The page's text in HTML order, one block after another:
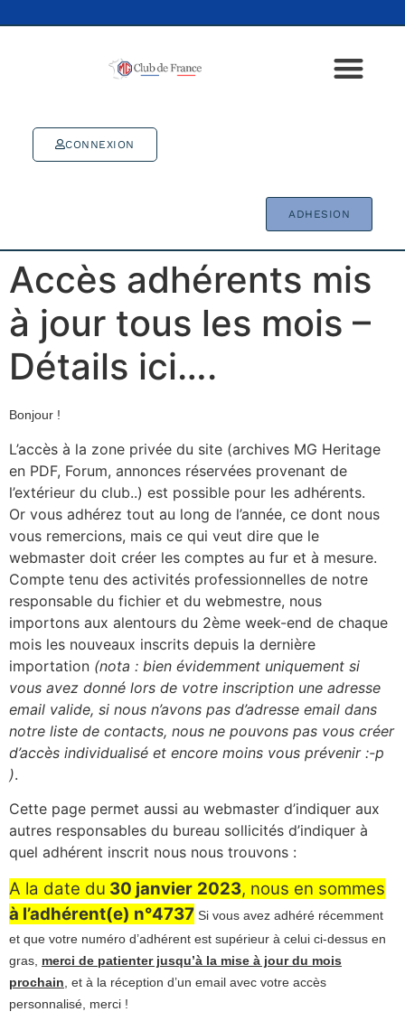
CONNEXION
ADHESION
Accès adhérents mis
à jour tous les mois –
Détails ici….
Bonjour !
L’accès à la zone privée du site (archives MG Heritage
en PDF, Forum, annonces réservées provenant de
l’extérieur du club..) est possible pour les adhérents.
Or vous adhérez tout au long de l’année, ce dont nous
vous remercions, mais ce qui veut dire que le
webmaster doit créer les comptes au fur et à mesure.
Compte tenu des activités professionnelles de notre
responsable du fichier et du webmestre, nous
importons aux alentours du 2ème week-end de chaque
mois les nouveaux inscrits depuis la dernière
importation (nota : bien évidemment uniquement si
vous avez donné lors de votre inscription une adresse
email valide, si nous n’avons pas d’adresse email dans
notre liste de contacts, nous ne pouvons pas vous créer
d’accès individualisé et encore moins vous prévenir :-p
).
Cette page permet aussi au webmaster d’indiquer aux
autres responsables du bureau sollicités d’indiquer à
quel adhérent inscrit nous nous trouvons :
A la date du 30 janvier 2023, nous en sommes
à l’adhérent(e) n°4737 Si vous avez adhéré récemment
et que votre numéro d’adhérent est supérieur à celui ci-dessus en
gras, merci de patienter jusqu’à la mise à jour du mois
prochain , et à la réception d’un email avec votre accès
personnalisé, merci !